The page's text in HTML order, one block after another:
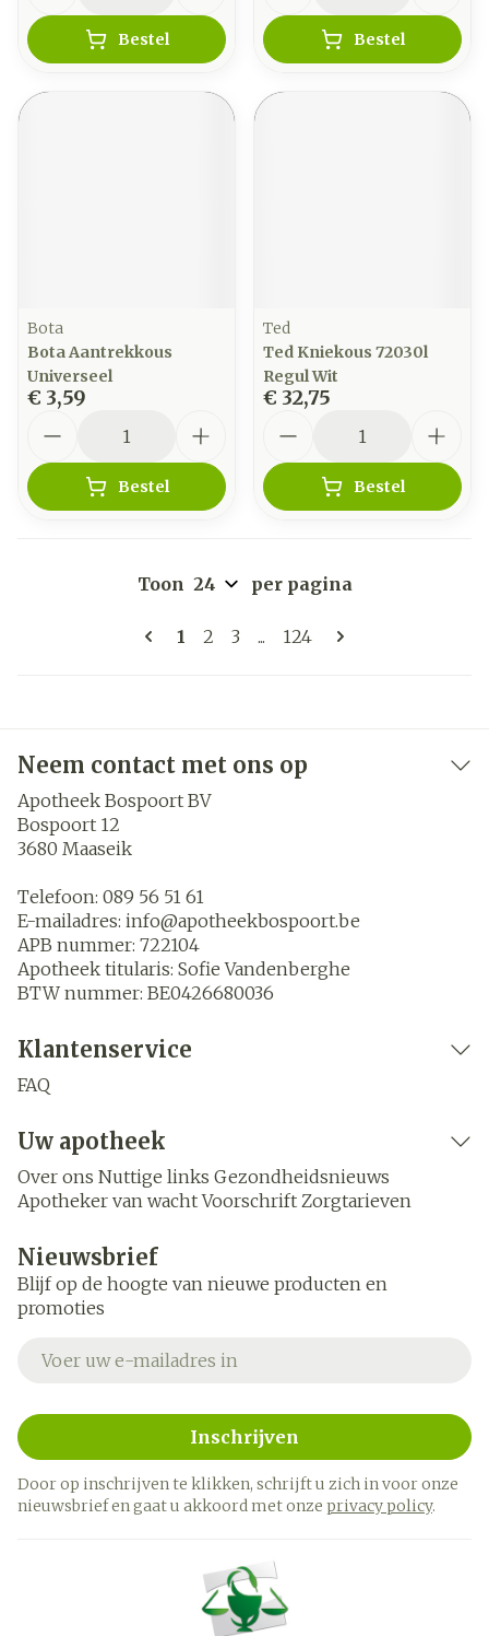
Bestel Bestel
Bota
Bota Aantrekkous
Universeel
€ 3,59
Bestel
Ted
Ted Kniekous 72030l
Regul Wit
€ 32,75
Bestel
Pagina's
U lees momenteel pagina
1 Pagina
2 Pagina
3 ... Pagina
124
Toon per pagina
Neem contact met ons op
Apotheek Bospoort BV
Bospoort 12
3680 Maaseik
Telefoon: 089 56 51 61
E-mailadres: info@apotheekbospoort.be
APB nummer: 722104
Apotheek titularis: Sofie Vandenberghe
BTW nummer: BE0426680036
Klantenservice
FAQ
Uw apotheek
Over ons Nuttige links Gezondheidsnieuws
Apotheker van wacht Voorschrift Zorgtarieven
Nieuwsbrief
Blijf op de hoogte van nieuwe producten en
promoties
Inschrijven
Door op inschrijven te klikken, schrijft u zich in voor onze
nieuwsbrief en gaat u akkoord met onze privacy policy.